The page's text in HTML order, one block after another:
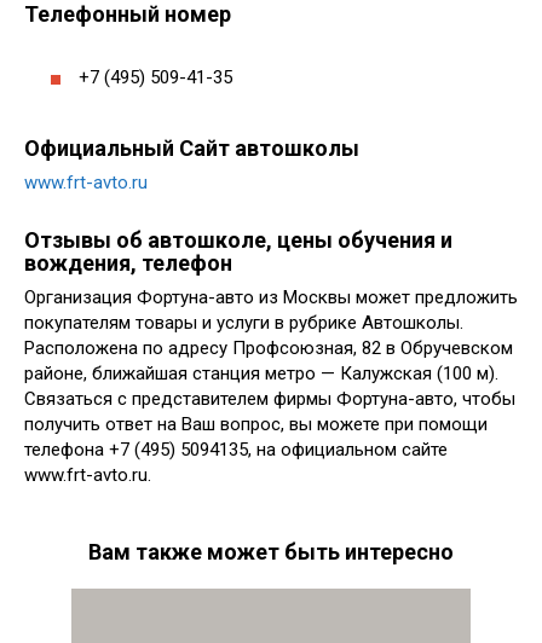
Телефонный номер
+7 (495) 509-41-35
Официальный Сайт автошколы
www.frt-avto.ru
Отзывы об автошколе, цены обучения и
вождения, телефон
Организация Фортуна-авто из Москвы может предложить
покупателям товары и услуги в рубрике Автошколы.
Расположена по адресу Профсоюзная, 82 в Обручевском
районе, ближайшая станция метро — Калужская (100 м).
Связаться с представителем фирмы Фортуна-авто, чтобы
получить ответ на Ваш вопрос, вы можете при помощи
телефона +7 (495) 5094135, на официальном сайте
www.frt-avto.ru.
Вам также может быть интересно